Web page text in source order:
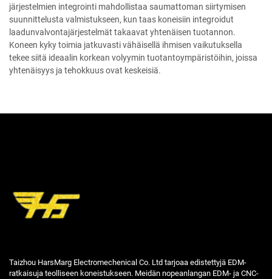
järjestelmien integrointi mahdollistaa saumattoman siirtymisen
suunnittelusta valmistukseen, kun taas koneisiin integroidut
laadunvalvontajärjestelmät takaavat yhtenäisen tuotannon.
Koneen kyky toimia jatkuvasti vähäisellä ihmisen vaikutuksella
tekee siitä ideaalin korkean volyymin tuotantoympäristöihin, joissa
yhtenäisyys ja tehokkuus ovat keskeisiä.
Taizhou HarsMarg Electromechenical Co. Ltd tarjoaa edistettyjä EDM-
ratkaisuja teolliseen koneistukseen. Meidän nopeanlangan EDM- ja CNC-